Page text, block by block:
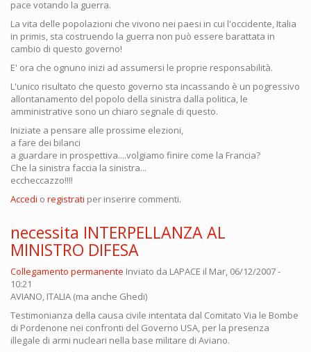
pace votando la guerra.
La vita delle popolazioni che vivono nei paesi in cui l'occidente, Italia
in primis, sta costruendo la guerra non può essere barattata in
cambio di questo governo!
E' ora che ognuno inizi ad assumersi le proprie responsabilità.
L'unico risultato che questo governo sta incassando è un pogressivo
allontanamento del popolo della sinistra dalla politica, le
amministrative sono un chiaro segnale di questo.
Iniziate a pensare alle prossime elezioni,
a fare dei bilanci
a guardare in prospettiva....volgiamo finire come la Francia?
Che la sinistra faccia la sinistra...
eccheccazzo!!!!
Accedi o registrati per inserire commenti.
necessita INTERPELLANZA AL
MINISTRO DIFESA
Collegamento permanente Inviato da LAPACE il Mar, 06/12/2007 -
10:21
AVIANO, ITALIA (ma anche Ghedi)
Testimonianza della causa civile intentata dal Comitato Via le Bombe
di Pordenone nei confronti del Governo USA, per la presenza
illegale di armi nucleari nella base militare di Aviano.